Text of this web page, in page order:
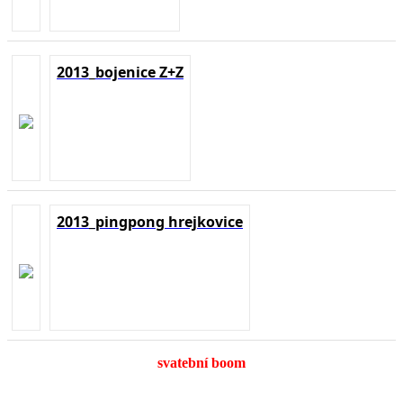
2013_bojenice Z+Z
2013_pingpong hrejkovice
svatební boom